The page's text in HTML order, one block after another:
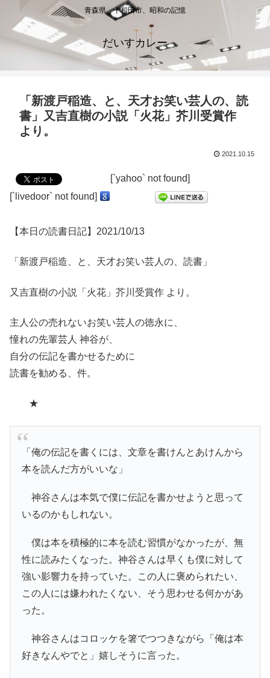
青森県、十和田市、昭和の記憶
だいすカレー
「新渡戸稲造、と、天才お笑い芸人の、読
書」又吉直樹の小説「火花」芥川受賞作
より。
2021.10.15
[`yahoo` not found]
[`livedoor` not found]
【本日の読書日記】2021/10/13
「新渡戸稲造、と、天才お笑い芸人の、読書」
又吉直樹の小説「火花」芥川受賞作 より。
主人公の売れないお笑い芸人の徳永に、
憧れの先輩芸人 神谷が、
自分の伝記を書かせるために
読書を勧める、件。
★
「俺の伝記を書くには、文章を書けんとあけんから
本を読んだ方がいいな」
神谷さんは本気で僕に伝記を書かせようと思って
いるのかもしれない。
僕は本を積極的に本を読む習慣がなかったが、無
性に読みたくなった。神谷さんは早くも僕に対して
強い影響力を持っていた。この人に褒められたい、
この人には嫌われたくない、そう思わせる何かがあ
った。
神谷さんはコロッケを箸でつつきながら「俺は本
好きなんやでと」嬉しそうに言った。